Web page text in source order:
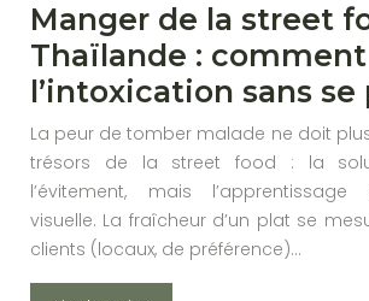
Manger de la street
Thaïlande :
l’intoxication sans se
La peur de tomber malade ne doit
trésors de la street food : la
l’évitement, mais l’apprentissage
visuelle. La fraîcheur d’un plat se
clients (locaux, de préférence)…